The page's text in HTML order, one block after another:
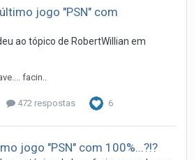
jogo "PSN" com
ao tópico de RobertWillian em
facin..
472 respostas 6
jogo "PSN" com 100%...?!?